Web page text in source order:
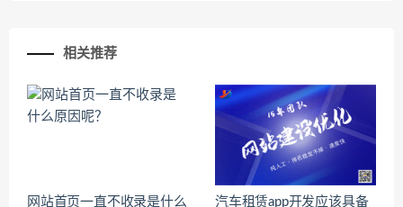
相关推荐
网站首页一直不收录是什么
汽车租赁app开发应该具备